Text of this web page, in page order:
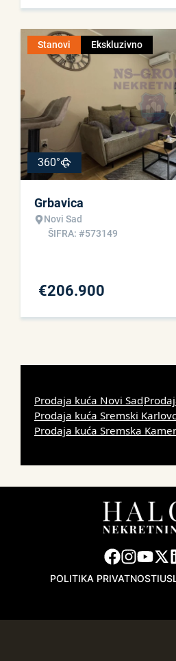
Stanovi Ekskluzivno
360°
Grbavica
Novi Sad
ŠIFRA: #573149
€206.900
Prodaja kuća Novi Sad
Prodaja kuća Sremski
Prodaja kuća Sremska
POLITIKA PRIVATNOSTI